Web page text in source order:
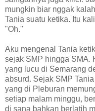
mungkin biar nggak
Tania suatu ketika. Itu
"Oh."
Aku mengenal Tania
sejak SMP hingga SMA.
yang lucu di Semarang
absurd. Sejak SMP
yang di Pleburan
setiap malam minggu,
di sana bahkan berlatih